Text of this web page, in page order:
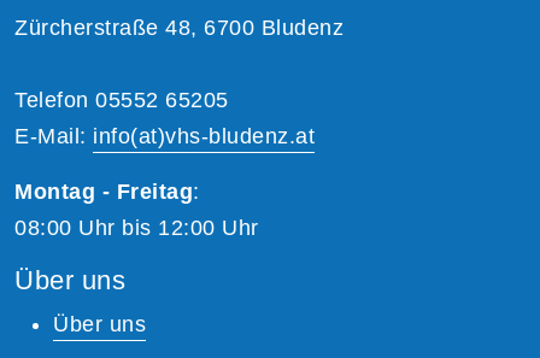
Zürcherstraße 48, 6700 Bludenz
Telefon 05552 65205
E-Mail: info(at)vhs-bludenz.at
Montag - Freitag:
08:00 Uhr bis 12:00 Uhr
Über uns
Über uns